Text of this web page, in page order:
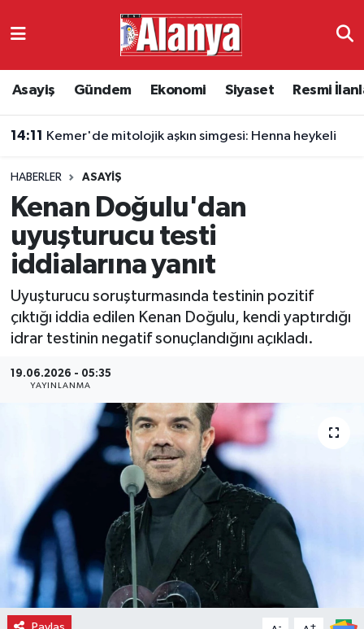
Asayiş Gündem Ekonomi Siyaset Resmi
14:11 Kemer'de mitolojik aşkın simgesi: Henna heykeli
HABERLER ASAYIŞ
Kenan Doğulu'dan
uyuşturucu testi
iddialarına yanıt
Uyuşturucu soruşturmasında testinin pozitif
çıktığı iddia edilen Kenan Doğulu, kendi yaptırdığı
idrar testinin negatif sonuçlandığını açıkladı.
19.06.2026 - 05:35
YAYINLANMA
- +
Ekonomi
Resmi İlanlar
Alanyaspor
Turizm
Antalya Namaz Vakitleri
Antalya Trafik Yoğunluk Haritası
Süper Lig Puan Durumu ve Fikstür
Tüm Manşetler
Son Dakika Haberleri